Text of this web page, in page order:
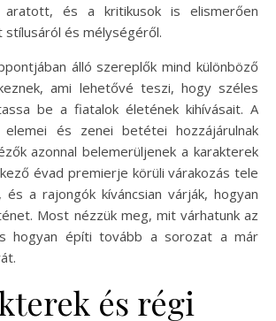
aratott, és a kritikusok is elismerően
stílusáról és mélységéről.
álló szereplők mind különböző
ami lehetővé teszi, hogy széles
be a fiatalok életének kihívásait. A
elemei és zenei betétei hozzájárulnak
azonnal belemerüljenek a karakterek
évad premierje körüli várakozás tele
és a rajongók kíváncsian várják, hogyan
Most nézzük meg, mit várhatunk az
hogyan építi tovább a sorozat a már
és régi